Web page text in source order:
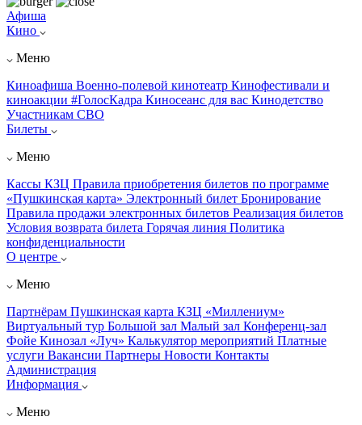
Афиша
Кино
Меню
Киноафиша Военно-полевой кинотеатр Кинофестивали и
киноакции #ГолосКадра Киносеанс для вас Кинодетство
Участникам СВО
Билеты
Меню
Кассы КЗЦ Правила приобретения билетов по программе
«Пушкинская карта» Электронный билет Бронирование
Правила продажи электронных билетов Реализация билетов
Условия возврата билета Горячая линия Политика
конфиденциальности
О центре
Меню
Партнёрам Пушкинская карта КЗЦ «Миллениум»
Виртуальный тур Большой зал Малый зал Конференц-зал
Фойе Кинозал «Луч» Калькулятор мероприятий Платные
услуги Вакансии Партнеры Новости Контакты
Администрация
Информация
Меню